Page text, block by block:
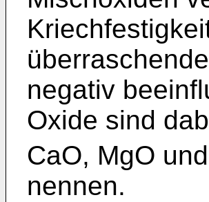
negativ
Oxide sind
CaO, MgO
nennen.